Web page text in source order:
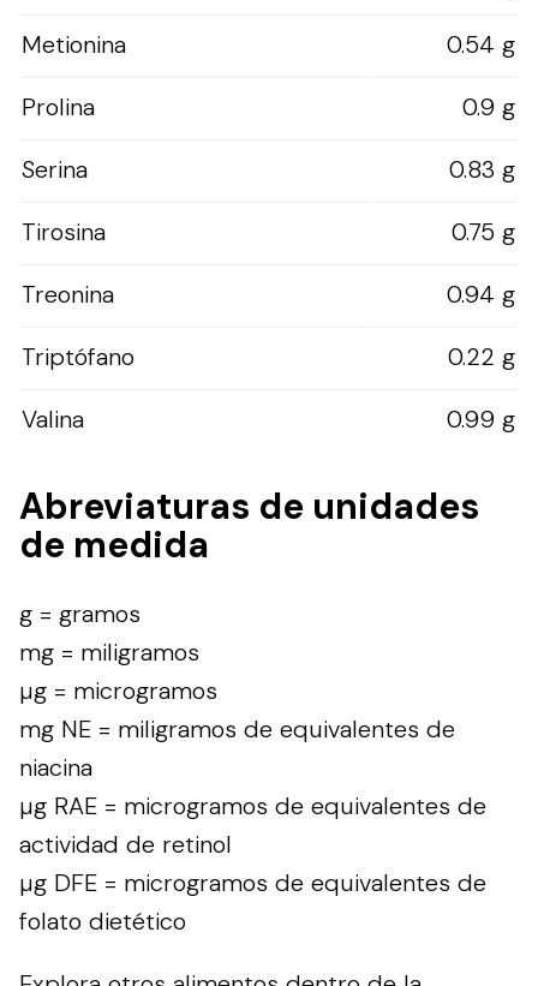
Metionina
0.54 g
Prolina
0.9 g
Serina
0.83 g
Tirosina
0.75 g
Treonina
0.94 g
Triptófano
0.22 g
Valina
0.99 g
Abreviaturas de unidades
de medida
g = gramos
mg = miligramos
µg = microgramos
mg NE = miligramos de equivalentes de
niacina
µg RAE = microgramos de equivalentes de
actividad de retinol
µg DFE = microgramos de equivalentes de
folato dietético